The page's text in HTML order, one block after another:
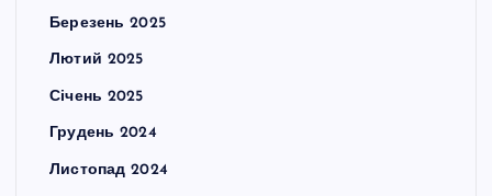
Березень 2025
Лютий 2025
Січень 2025
Грудень 2024
Листопад 2024